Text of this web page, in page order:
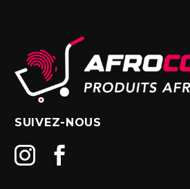
SUIVEZ-NOUS